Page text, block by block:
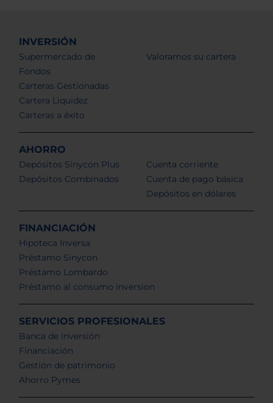
INVERSIÓN
Supermercado de
Fondos
Carteras Gestionadas
Cartera Liquidez
Carteras a éxito
Valoramos su cartera
AHORRO
Depósitos Sinycon Plus
Depósitos Combinados
Cuenta corriente
Cuenta de pago básica
Depósitos en dólares
FINANCIACIÓN
Hipoteca Inversa
Préstamo Sinycon
Préstamo Lombardo
Préstamo al consumo inversion
SERVICIOS PROFESIONALES
Banca de Inversión
Financiación
Gestión de patrimonio
Ahorro Pymes